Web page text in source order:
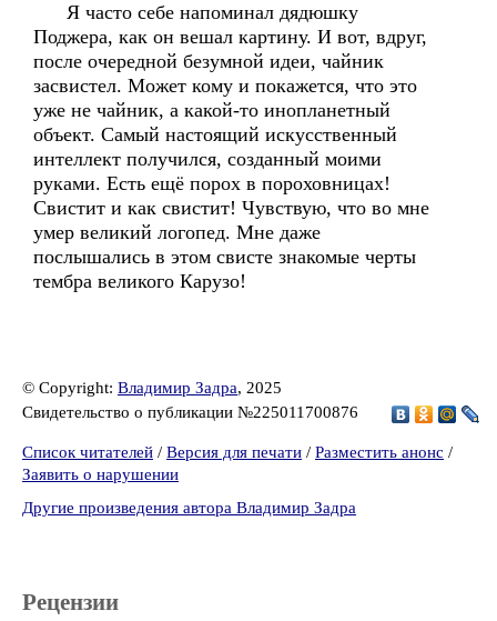
Я часто себе напоминал дядюшку
Поджера, как он вешал картину. И вот, вдруг,
после очередной безумной идеи, чайник
засвистел. Может кому и покажется, что это
уже не чайник, а какой-то инопланетный
объект. Самый настоящий искусственный
интеллект получился, созданный моими
руками. Есть ещё порох в пороховницах!
Свистит и как свистит! Чувствую, что во мне
умер великий логопед. Мне даже
послышались в этом свисте знакомые черты
тембра великого Карузо!
© Copyright: Владимир Задра, 2025
Свидетельство о публикации №225011700876
Список читателей / Версия для печати / Разместить анонс /
Заявить о нарушении
Другие произведения автора Владимир Задра
Рецензии